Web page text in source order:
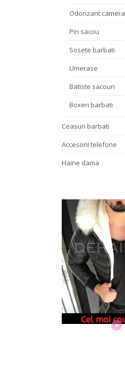
Odorizant camera
Pin sacou
Sosete barbati
Umerase
Batiste sacouri
Boxeri barbati
Ceasuri barbati
Accesorii telefone
Haine dama